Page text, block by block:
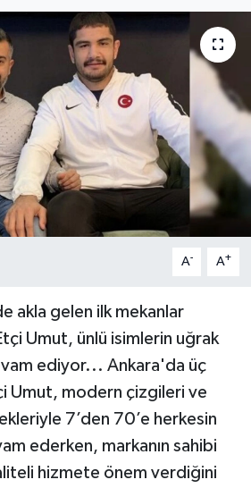
A- A+
akla gelen ilk mekanlar
Umut, ünlü isimlerin uğrak
ediyor... Ankara'da üç
Umut, modern çizgileri ve
7’den 70’e herkesin
ederken, markanın sahibi
hizmete önem verdiğini